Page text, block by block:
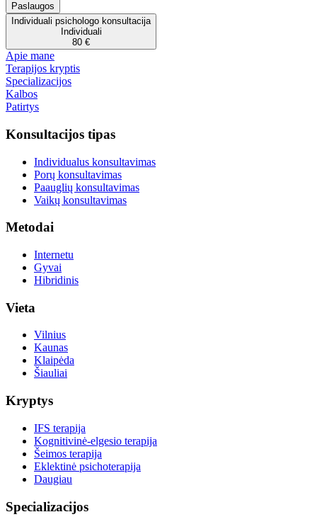
Paslaugos
Individuali psichologo konsultacija
Individuali
80 €
Apie mane
Terapijos kryptis
Specializacijos
Kalbos
Patirtys
Konsultacijos tipas
Individualus konsultavimas
Porų konsultavimas
Paauglių konsultavimas
Vaikų konsultavimas
Metodai
Internetu
Gyvai
Hibridinis
Vieta
Vilnius
Kaunas
Klaipėda
Šiauliai
Kryptys
IFS terapija
Kognitivinė-elgesio terapija
Šeimos terapija
Eklektinė psichoterapija
Daugiau
Specializacijos